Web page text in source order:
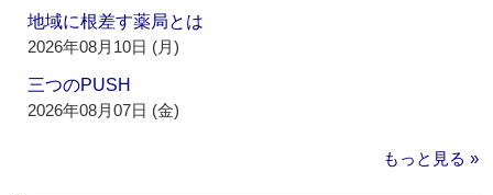
地域に根差す薬局とは
2026年08月10日 (月)
三つのPUSH
2026年08月07日 (金)
もっと見る »